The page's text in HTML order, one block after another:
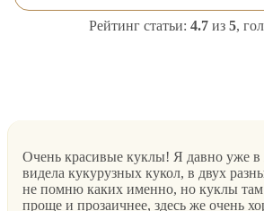
Рейтинг статьи: 4.7 из 5,
Очень красивые куклы! Я давно уже в
видела кукурузных кукол, в двух
не помню каких именно, но куклы там
проще и прозаичнее, здесь же очень